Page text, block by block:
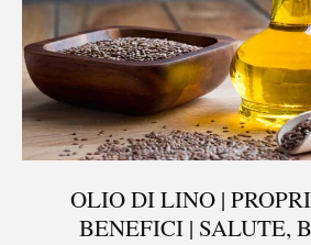
OLIO DI LINO |
BENEFICI | SALUTE,